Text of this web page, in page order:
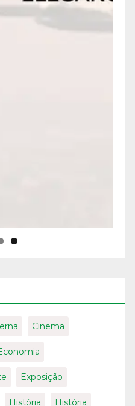
Cinema
Exposição
História História